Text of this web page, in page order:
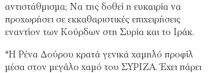
αντιστάθμισμα; Να της δοθεί η ευκαιρία να
προχωρήσει σε εκκαθαριστικές επιχειρήσεις
εναντίον των Κούρδων στη Συρία και το Ιράκ.
*Η Ρένα Δούρου κρατά γενικά χαμηλό προφίλ
μέσα στον μεγάλο χαμό του ΣΥΡΙΖΑ. Έχει πάρει